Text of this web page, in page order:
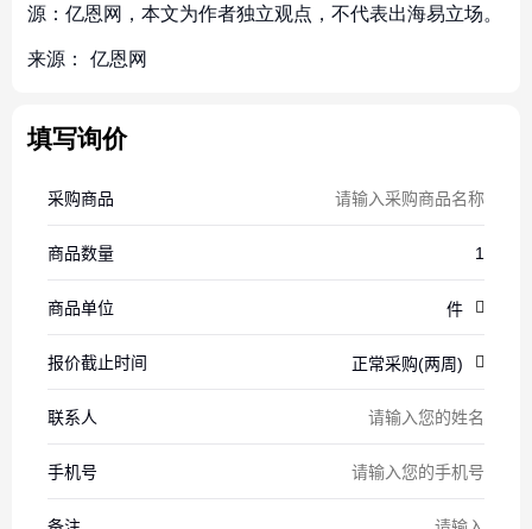
源：亿恩网，本文为作者独立观点，不代表出海易立场。
来源： 亿恩网
填写询价